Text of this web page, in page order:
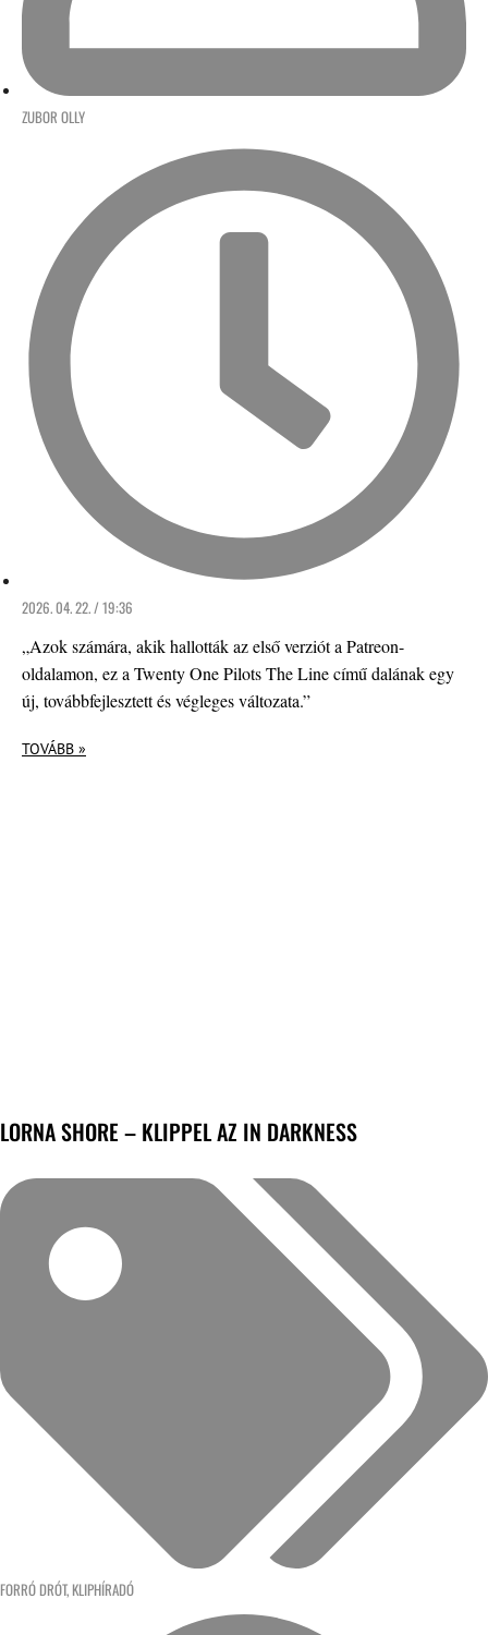
ZUBOR OLLY
2026. 04. 22. / 19:36
„Azok számára, akik hallották az első verziót a Patreon-
oldalamon, ez a Twenty One Pilots The Line című dalának egy
új, továbbfejlesztett és végleges változata.”
TOVÁBB »
LORNA SHORE – KLIPPEL AZ IN DARKNESS
FORRÓ DRÓT, KLIPHÍRADÓ